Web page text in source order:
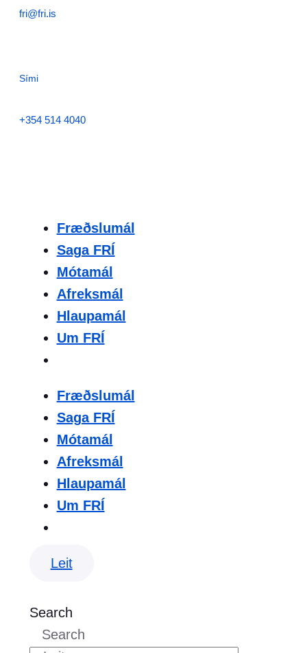
fri@fri.is
Sími
+354 514 4040
Fræðslumál
Saga FRÍ
Mótamál
Afreksmál
Hlaupamál
Um FRÍ
Fræðslumál
Saga FRÍ
Mótamál
Afreksmál
Hlaupamál
Um FRÍ
Leit
Search
Search